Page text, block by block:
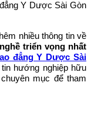
Y Dược Sài Gòn
nhiều thông tin về
triển vọng nhất
đẳng Y Dược Sài
hướng nghiệp hữu
mục để tham